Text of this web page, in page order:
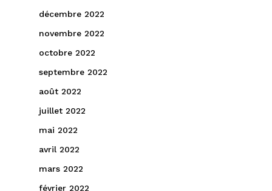
décembre 2022
novembre 2022
octobre 2022
septembre 2022
août 2022
juillet 2022
mai 2022
avril 2022
mars 2022
février 2022